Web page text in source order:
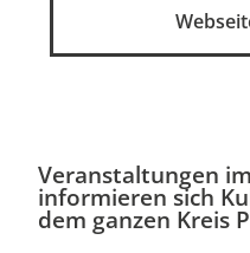
Veranstaltungen
informieren sich
dem ganzen Kreis